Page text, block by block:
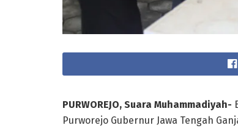
PURWOREJO, Suara Muhammadiyah-
Purworejo Gubernur Jawa Tengah